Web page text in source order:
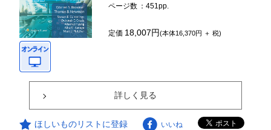
ページ数 ：451pp.
定価 18,007円(本体16,370円 ＋ 税)
詳しく見る
ほしいものリストに登録 いいね